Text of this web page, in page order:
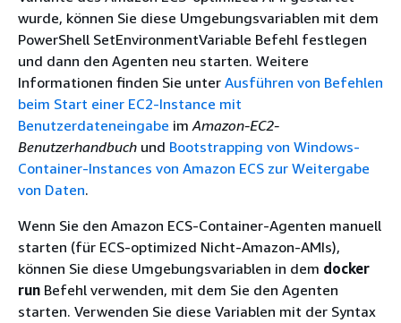
wurde, können Sie diese Umgebungsvariablen mit dem
PowerShell SetEnvironmentVariable Befehl festlegen
und dann den Agenten neu starten. Weitere
Informationen finden Sie unter Ausführen von Befehlen
beim Start einer EC2-Instance mit
Benutzerdateneingabe imAmazon-EC2-
Benutzerhandbuch und Bootstrapping von Windows-
Container-Instances von Amazon ECS zur Weitergabe
von Daten.
Wenn Sie den Amazon ECS-Container-Agenten manuell
starten (für ECS-optimized Nicht-Amazon-AMIs),
können Sie diese Umgebungsvariablen in dem docker
run Befehl verwenden, mit dem Sie den Agenten
starten. Verwenden Sie diese Variablen mit der Syntax